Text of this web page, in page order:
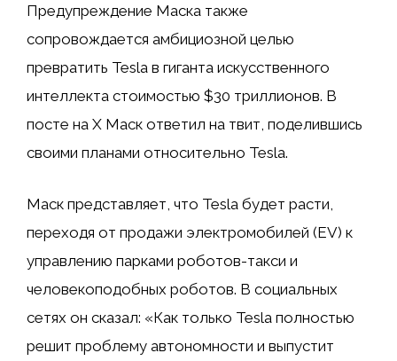
Предупреждение Маска также
сопровождается амбициозной целью
превратить Tesla в гиганта искусственного
интеллекта стоимостью $30 триллионов. В
посте на X Маск ответил на твит, поделившись
своими планами относительно Tesla.
Маск представляет, что Tesla будет расти,
переходя от продажи электромобилей (EV) к
управлению парками роботов-такси и
человекоподобных роботов. В социальных
сетях он сказал: «Как только Tesla полностью
решит проблему автономности и выпустит